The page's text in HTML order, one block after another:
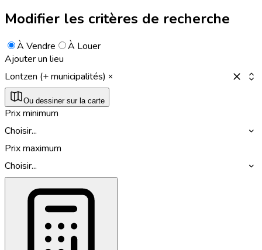
Modifier les critères de recherche
À Vendre
À Louer
Ajouter un lieu
Lontzen (+ municipalités)
Ou dessiner sur la carte
Prix minimum
Choisir...
Prix maximum
Choisir...